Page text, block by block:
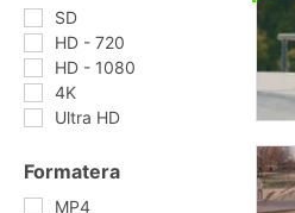
SD
HD - 720
HD - 1080
4K
Ultra HD
Formatera
MP4